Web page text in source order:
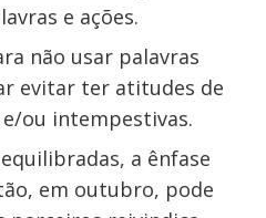
e ações.
não usar palavras
evitar ter atitudes de
ou intempestivas.
a ênfase
em outubro, pode